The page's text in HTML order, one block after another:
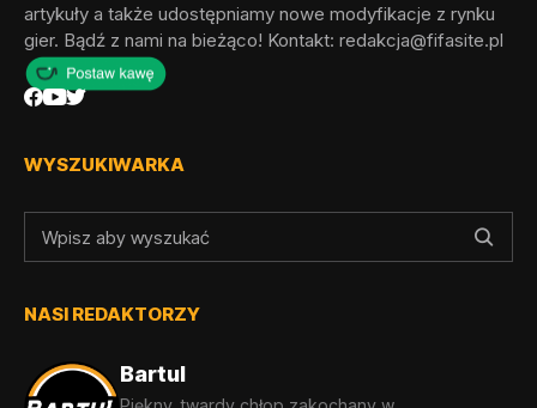
artykuły a także udostępniamy nowe modyfikacje z rynku
gier. Bądź z nami na bieżąco! Kontakt: redakcja@fifasite.pl
WYSZUKIWARKA
NASI REDAKTORZY
Bartul